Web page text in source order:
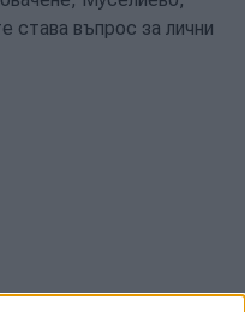
става въпрос за лични